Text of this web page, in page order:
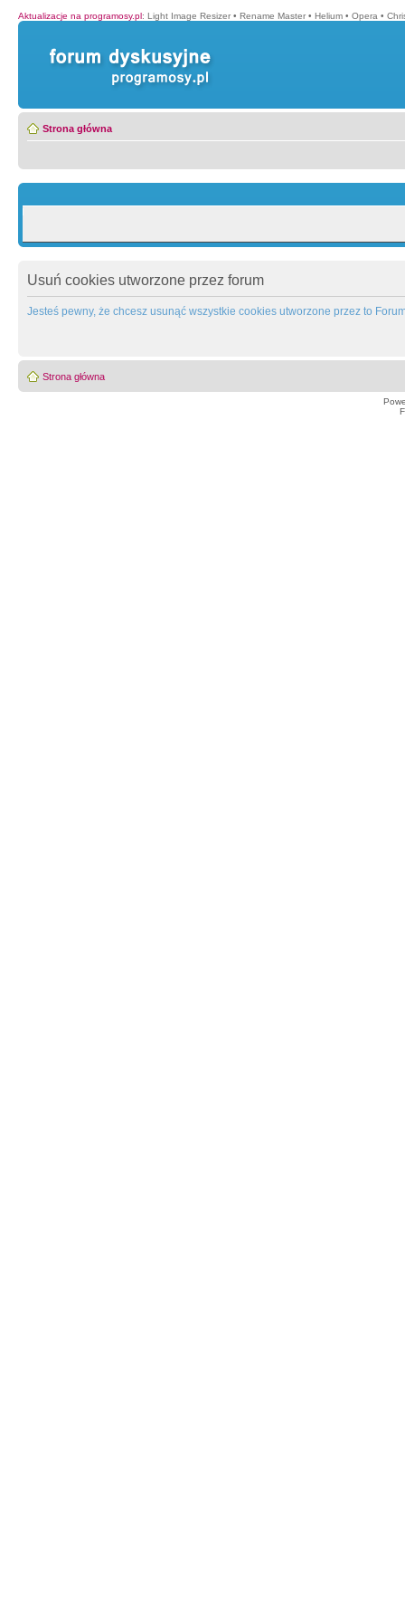
Aktualizacje na programosy.pl: Light Image Resizer • Rename Master • Helium • Opera •
Strona główna
Usuń cookies utworzone przez forum
Jesteś pewny, że chcesz usunąć wszystkie cookies utworzone przez to
Strona główna